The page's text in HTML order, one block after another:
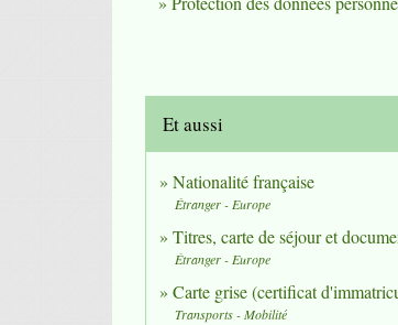
Et aussi
Nationalité française
Étranger - Europe
Titres, carte de séjour et
Étranger - Europe
Carte grise (certificat
Transports - Mobilité